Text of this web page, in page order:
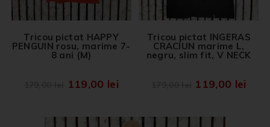
Tricou pictat HAPPY
PENGUIN rosu, marime 7-
8 ani (M)
119,00 lei
Tricou pictat INGERAS
CRACIUN marime L,
negru, slim fit, V NECK
119,00 lei